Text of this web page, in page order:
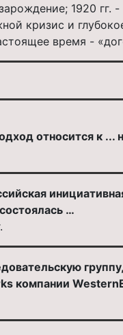
1920
кризис и
время -
относится к
…
компании